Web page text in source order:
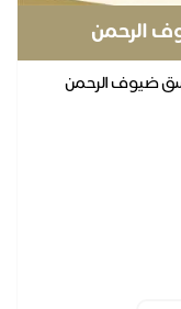
الرحمن